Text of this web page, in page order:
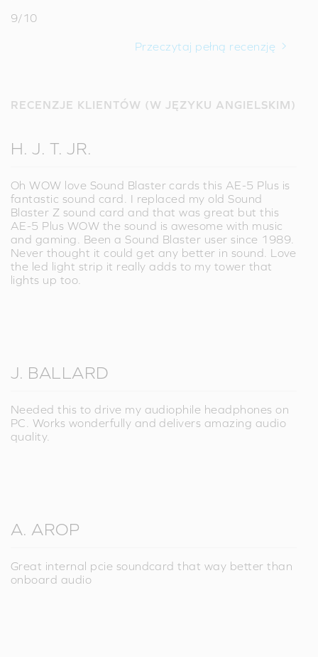
9/10
Przeczytaj pełną recenzję
RECENZJE KLIENTÓW (W JĘZYKU ANGIELSKIM)
H. J. T. JR.
Oh WOW love Sound Blaster cards this AE-5 Plus is
fantastic sound card. I replaced my old Sound
Blaster Z sound card and that was great but this
AE-5 Plus WOW the sound is awesome with music
and gaming. Been a Sound Blaster user since 1989.
Never thought it could get any better in sound. Love
the led light strip it really adds to my tower that
lights up too.
J. BALLARD
Needed this to drive my audiophile headphones on
PC. Works wonderfully and delivers amazing audio
quality.
A. AROP
Great internal pcie soundcard that way better than
onboard audio